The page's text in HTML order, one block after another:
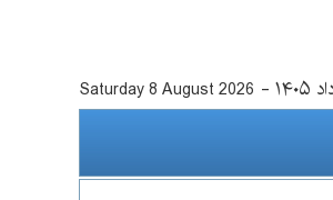
-
Saturday 8 August 2026